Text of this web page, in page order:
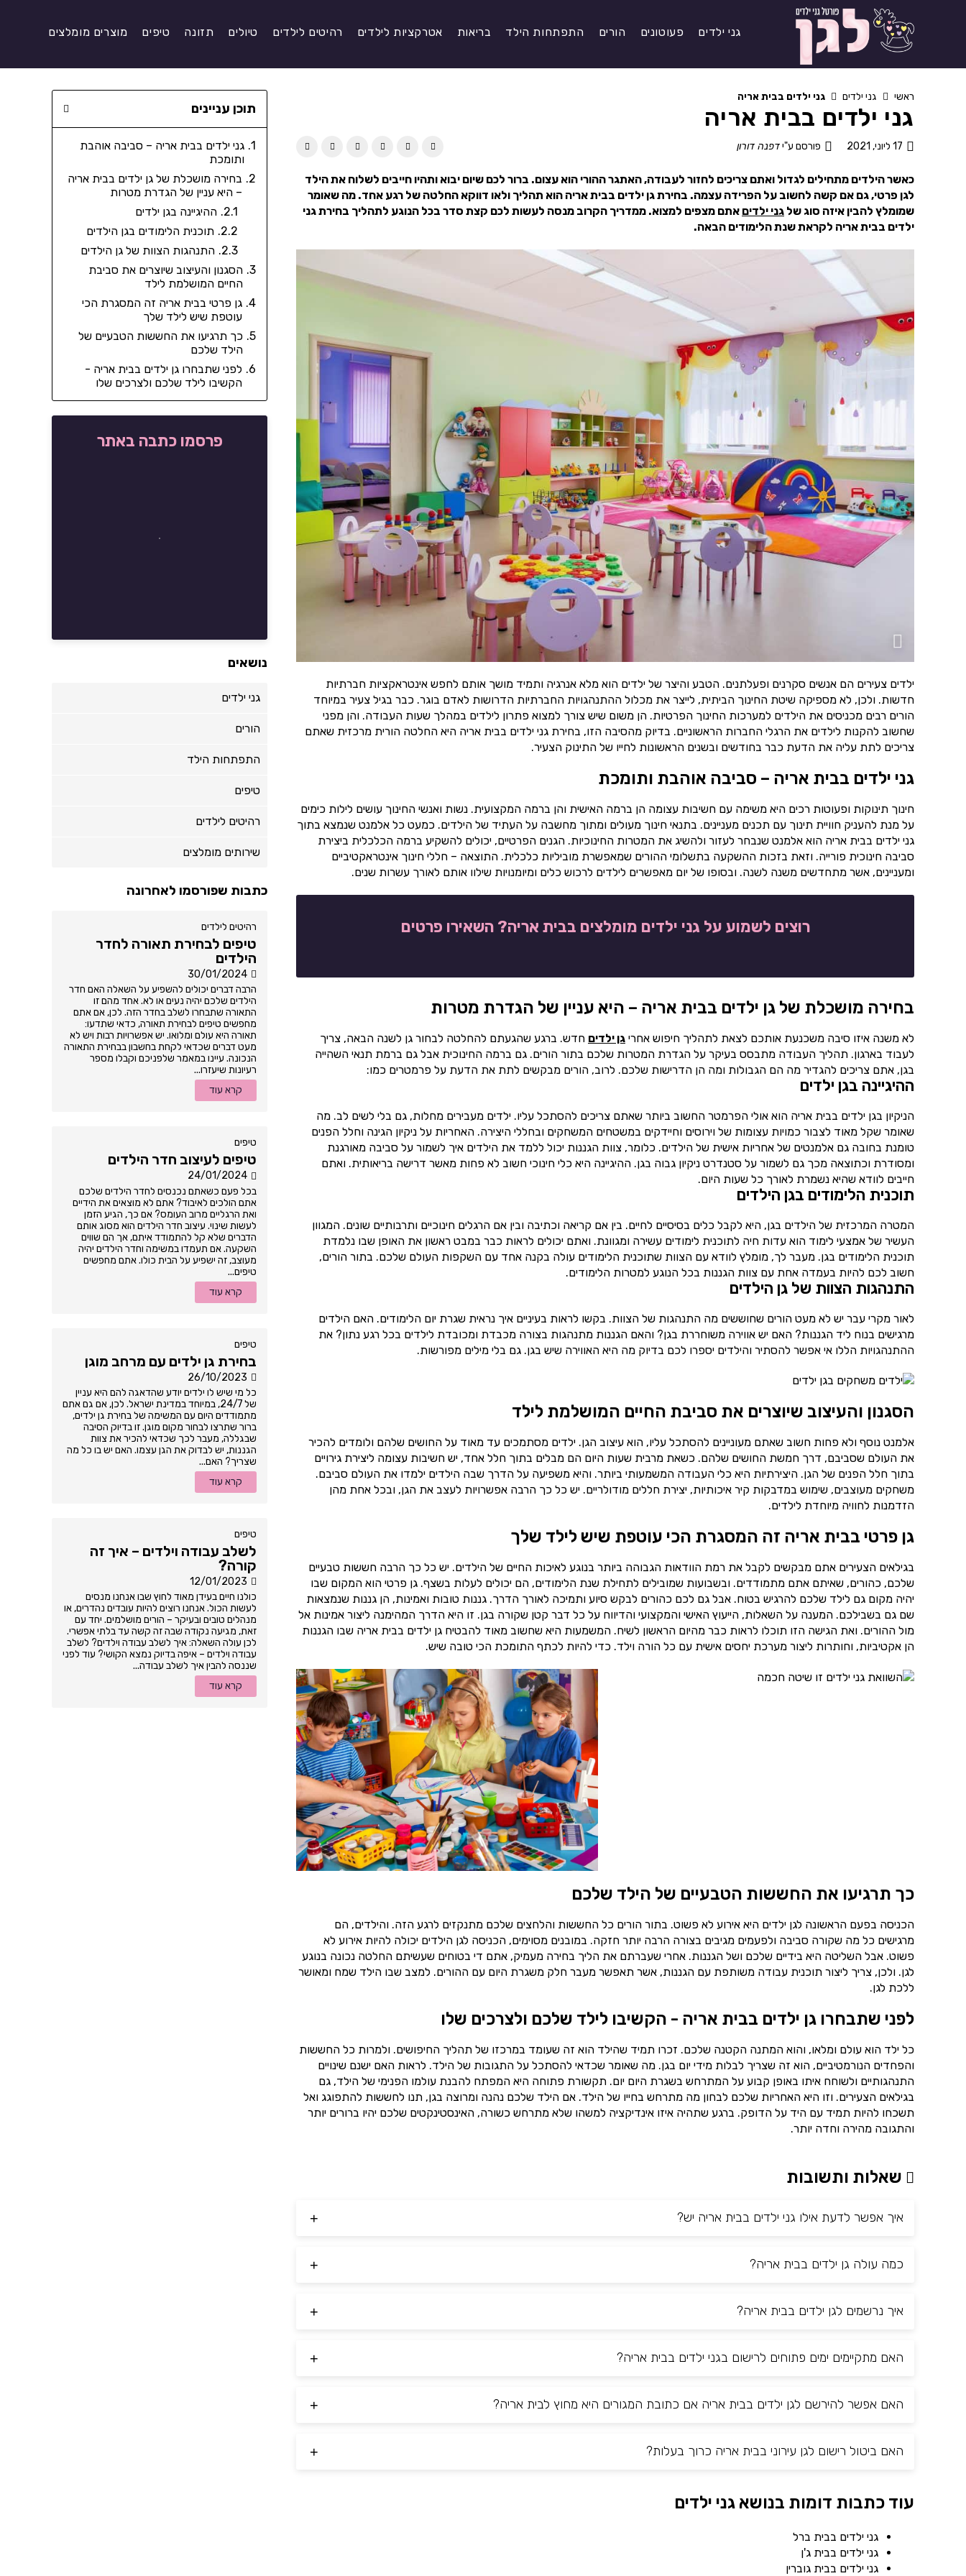
גני ילדים פעוטונים הורים התפתחות הילד בריאות אטרקציות לילדים רהיטים לילדים טיולים תזונה טיפים מוצרים מומלצים
ראשי גני ילדים גני ילדים בבית אריה
גני ילדים בבית אריה
17 ליוני, 2021 פורסם ע"ידפנה דורון
כאשר הילדים מתחילים לגדול ואתם צריכים לחזור לעבודה, האתגר ההורי הוא עצום. ברור לכם שיום יבוא ותהיו חייבים לשלוח את הילד
לגן פרטי, גם אם קשה לחשוב על הפרידה עצמה. בחירת גן ילדים בבית אריה הוא תהליך ולאו דווקא החלטה של רגע אחד. מה שאומר
שמומלץ להבין איזה סוג של גני ילדים אתם מצפים למצוא. ממדריך הקרוב מנסה לעשות לכם קצת סדר בכל הנוגע לתהליך בחירת גני
ילדים בבית אריה לקראת שנת הלימודים הבאה.
ילדים צעירים הם אנשים סקרנים ופעלתנים. הטבע והיצר של ילדים הוא מלא אנרגיה ותמיד מושך אותם לחפש אינטראקציות חברתיות
חדשות. ולכן, לא מספיקה שיטת החינוך הביתית, לייצר את מכלול ההתנהגויות החברתיות הדרושות לאדם בוגר. כבר בגיל צעיר במיוחד
הורים רבים מכניסים את הילדים למערכות החינוך הפרטיות. הן משום שיש צורך למצוא פתרון לילדים במהלך שעות העבודה. והן מפני
שחשוב להקנות לילדים את הרגלי החברות הראשוניים. בדיוק מהסיבה הזו, בחירת גני ילדים בבית אריה היא החלטה הורית מרכזית שאתם
צריכים לתת עליה את הדעת כבר בחודשים ובשנים הראשונות לחייו של התינוק הצעיר.
גני ילדים בבית אריה – סביבה אוהבת ותומכת
חינוך תינוקות ופעוטות רכים היא משימה עם חשיבות עצומה הן ברמה האישית והן ברמה המקצועית. נשות ואנשי החינוך עושים לילות כימים
על מנת להעניק חוויית תינוך עם תכנים מעניינים. בתנאי חינוך מעולים ומתוך מחשבה על העתיד של הילדים. כמעט כל אלמנט שנמצא בתוך
גני ילדים בבית אריה הוא אלמנט שנבחר לעזור ולהשיג את המטרות החינוכיות. הגנים הפרטיים, יכולים להשקיע ברמה הכלכלית ביצירת
סביבה חינוכית פורייה. וזאת בזכות ההשקעה בתשלומי ההורים שמאפשרת מוביליות כלכלית. התוצאה – חללי חינוך אינטראקטיביים
ומעניינים, אשר מתחדשים משנה לשנה. ובסופו של יום מאפשרים לילדים לרכוש כלים ומיומנויות שילוו אותם לאורך עשרות שנים.
רוצים לשמוע על גני ילדים מומלצים בבית אריה? השאירו פרטים
בחירה מושכלת של גן ילדים בבית אריה – היא עניין של הגדרת מטרות
לא משנה איזו סיבה משכנעת אותכם לצאת לתהליך חיפוש אחרי גן ילדים חדש. ברגע שהגעתם להחלטה לבחור גן לשנה הבאה, צריך
לעבוד בארגון. תהליך העבודה מתבסס בעיקר על הגדרת המטרות שלכם בתור הורים. גם ברמה החינוכית אבל גם ברמת תנאי השהייה
בגן, אתם צריכים להגדיר מה הם הגבולות ומה הן הדרישות שלכם. לרוב, הורים מבקשים לתת את הדעת על פרמטרים כמו:
ההיגיינה בגן ילדים
הניקיון בגן ילדים בבית אריה הוא אולי הפרמטר החשוב ביותר שאתם צריכים להסתכל עליו. ילדים מעבירים מחלות, גם בלי לשים לב. מה
שאומר שקל מאוד לצבור כמויות עצומות של וירוסים וחיידקים במשטחים המשחקים ובחללי היצירה. האחריות על ניקיון הגינה וחלל הפנים
טומנת בחובה גם אלמנטים של אחריות אישית של הילדים. כלומר, צוות הגננות יכול ללמד את הילדים איך לשמור על סביבה מאורגנת
ומסודרת וכתוצאה מכך גם לשמור על סטנדרט ניקיון גבוה בגן. ההיגיינה היא כלי חינוכי חשוב לא פחות מאשר דרישה בריאותית. ואתם
חייבים לוודא שהיא נשמרת לאורך כל שעות היום.
תוכנית הלימודים בגן הילדים
המטרה המרכזית של הילדים בגן, היא לקבל כלים בסיסיים לחיים. בין אם קריאה וכתיבה ובין אם הרגלים חינוכיים ותרבותיים שונים. המגוון
העשיר של אמצעי לימוד הוא עדות חיה לתוכנית לימודים עשירה ומגוונת. ואתם יכולים לראות כבר במבט ראשון את האופן שבו נלמדת
תוכנית הלימודים בגן. מעבר לך, מומלץ לוודא עם הצוות שתוכנית הלימודים עולה בקנה אחד עם השקפות העולם שלכם. בתור הורים,
חשוב לכם להיות בעמדה אחת עם צוות הגננות בכל הנוגע למטרות הלימודים.
התנהגות הצוות של גן הילדים
לאור מקרי עבר יש לא מעט הורים שחוששים מה התנהגות של הצוות. בקשו לראות בעיניים איך נראית שגרת יום הלימודים. האם הילדים
מרגישים בנוח ליד הגננות? האם יש אווירה משוחררת בגן? והאם הגננות מתנהגות בצורה מכבדת ומכובדת לילדים בכל רגע נתון? את
ההתנהגויות הללו אי אפשר להסתיר והילדים יספרו לכם בדיוק מה היא האווירה שיש בגן. גם בלי מילים מפורשות.
הסגנון והעיצוב שיוצרים את סביבת החיים המושלמת לילד
אלמנט נוסף ולא פחות חשוב שאתם מעוניינים להסתכל עליו, הוא עיצוב הגן. ילדים מסתמכים עד מאוד על החושים שלהם ולומדים להכיר
את העולם שסביבם, דרך חמשת החושים שלהם. כשאת מרבית שעות היום הם מבלים בתוך חלל אחד, יש חשיבות עצומה ליצירת גירויים
בתוך חלל הפנים של הגן. היצירתיות היא כלי העבודה המשמעותי ביותר. והיא משפיעה על הדרך שבה הילדים ילמדו את העולם סביבם.
משחקים מעוצבים, שימוש במדבקות קיר איכותיות, יצירת חללים מודולריים. יש כל כך הרבה אפשרויות לעצב את הגן, ובכל אחת מהן
הזדמנות לחוויה מיוחדת לילדים.
גן פרטי בבית אריה זה המסגרת הכי עוטפת שיש לילד שלך
בגילאים הצעירים אתם מבקשים לקבל את רמת הוודאות הגבוהה ביותר בנוגע לאיכות החיים של הילדים. יש כל כך הרבה חששות טבעיים
שלכם, כהורים, שאיתם אתם מתמודדים. ובשבועות שמובילים לתחילת שנת הלימודים, הם יכולים לעלות בשצף. גן פרטי הוא המקום שבו
יהיה מקום גם לילד שלכם להרגיש בטוח. אבל גם לכם כהורים לבקש סיוע ותמיכה לאורך הדרך. גננות טובות ואמינות, הן גננות שנמצאות
שם גם בשבילכם. המענה על השאלות, הייעוץ האישי והמקצועי והדיווח על כל דבר קטן שקורה בגן. זו היא הדרך המהימנה ליצור אמינות אל
מול ההורים. ואת הגישה הזו תוכלו לראות כבר מהיום הראשון לשיח. המשמעות היא שחשוב מאוד להבטיח גן ילדים בבית אריה שבו הגננות
הן אקטיביות, וחותרות ליצור מערכת יחסים אישית עם כל הורה וילד. כדי להיות לכתף התומכת הכי טובה שיש.
כך תרגיעו את החששות הטבעיים של הילד שלכם
הכניסה בפעם הראשונה לגן ילדים היא אירוע לא פשוט. בתור הורים כל החששות והלחצים שלכם מתנקזים לרגע הזה. והילדים, הם
מרגישים כל מה שקורה סביבה ולפעמים מגיבים בצורה הרבה יותר חזקה. במובנים מסוימים, הכניסה לגן הילדים יכולה להיות אירוע לא
פשוט. אבל השליטה היא בידיים שלכם ושל הגננות. אחרי שעברתם את הליך בחירה מעמיק, אתם די בטוחים שעשיתם החלטה נכונה בנוגע
לגן. ולכן, צריך ליצור תוכנית עבודה משותפת עם הגננות, אשר תאפשר מעבר חלק משגרת היום עם ההורים. למצב שבו הילד שמח ומאושר
ללכת לגן.
לפני שתבחרו גן ילדים בבית אריה - הקשיבו לילד שלכם ולצרכים שלו
כל ילד הוא עולם ומלאו, והוא המתנה הקטנה שלכם. זכרו תמיד שהילד הוא זה שעומד במרכזו של תהליך החיפושים. ולמרות כל החששות
והפחדים הנורמטיביים, הוא זה שצריך לבלות מידי יום בגן. מה שאומר שכדאי להסתכל על התגובות של הילד. לראות האם ישנם שינויים
התנהגותיים ולשוחח איתו באופן קבוע על המתרחש בשגרת היום יום. תקשורת פתוחה היא המפתח להבנת עולמו הפנימי של הילד, גם
בגילאים הצעירים. וזו היא האחריות שלכם לבחון מה מתרחש בחייו של הילד. אם הילד שלכם נהנה ומרוצה בגן, תנו לחששות להתפוגג ואל
תשכחו להיות תמיד עם היד על הדופק. ברגע שתהיה איזו אינדיקציה למשהו שלא מתרחש כשורה, האינסטינקטים שלכם יהיו ברורים יותר
והתגובה מהירה וחדה יותר.
שאלות ותשובות
איך אפשר לדעת אילו גני ילדים בבית אריה יש?
כמה עולה גן ילדים בבית אריה?
איך נרשמים לגן ילדים בבית אריה?
האם מתקיימים ימים פתוחים לרישום בגני ילדים בבית אריה?
האם אפשר להירשם לגן ילדים בבית אריה אם כתובת המגורים היא מחוץ לבית אריה?
האם ביטול רישום לגן עירוני בבית אריה כרוך בעלות?
עוד כתבות דומות בנושא גני ילדים
גני ילדים בבית ברל
גני ילדים בבית ג'ן
גני ילדים בבית גוברין
תוכן עניינים
גני ילדים בבית אריה – סביבה אוהבת
ותומכת
בחירה מושכלת של גן ילדים בבית אריה
– היא עניין של הגדרת מטרות
ההיגיינה בגן ילדים
תוכנית הלימודים בגן הילדים
התנהגות הצוות של גן הילדים
הסגנון והעיצוב שיוצרים את סביבת
החיים המושלמת לילד
גן פרטי בבית אריה זה המסגרת הכי
עוטפת שיש לילד שלך
כך תרגיעו את החששות הטבעיים של
הילד שלכם
לפני שתבחרו גן ילדים בבית אריה -
הקשיבו לילד שלכם ולצרכים שלו
פרסמו כתבה באתר
נושאים
גני ילדים
הורים
התפתחות הילד
טיפים
רהיטים לילדים
שירותים מומלצים
כתבות שפורסמו לאחרונה
רהיטים לילדים
טיפים לבחירת תאורה לחדר
הילדים
30/01/2024
הרבה דברים יכולים להשפיע על השאלה האם חדר
הילדים שלכם יהיה נעים או לא. אחד מהם זו
התאורה שתבחרו לשלב בחדר הזה. לכן, אם אתם
מחפשים טיפים לבחירת תאורה, כדאי שתדעו:
תאורה היא עולם ומלואו. יש אפשרויות רבות ויש לא
מעט דברים שכדאי לקחת בחשבון בבחירת התאורה
הנכונה. עיינו במאמר שלפניכם וקבלו מספר
רעיונות שיעזרו...
קרא עוד
טיפים
טיפים לעיצוב חדר הילדים
24/01/2024
בכל פעם כשאתם נכנסים לחדר הילדים שלכם
אתם הולכים לאיבוד? אתם לא מוצאים את הידיים
ואת הרגליים מרוב העומס? אם כך, הגיע הזמן
לעשות שינוי. עיצוב חדר הילדים הוא מסוג אותם
הדברים שלא קל להתמודד איתם, אך הם שווים
השקעה. אם תעמדו במשימה וחדר הילדים יהיה
מעוצב, זה ישפיע על הבית כולו. אתם מחפשים
טיפים...
קרא עוד
טיפים
בחירת גן ילדים עם מרחב מוגן
26/10/2023
כל מי שיש לו ילדים יודע שהדאגה להם היא עניין
של 24/7, במיוחד במדינת ישראל. לכן, אם גם אתם
מתמודדים היום עם המשימה של בחירת גן ילדים,
ברור שתרצו לבחור מקום מוגן. זו בדיוק הסיבה
שבגללה, מעבר לכך שכדאי להכיר את צוות
הגננות, יש לבדוק את הגן עצמו. האם יש בו כל מה
שצריך? האם...
קרא עוד
טיפים
לשלב עבודה וילדים – איך זה
קורה?
12/01/2023
כולנו חיים בעידן מאוד לחוץ שבו אנחנו מנסים
לעשות הכול. אנחנו רוצים להיות עובדים נהדרים, או
מנהלים טובים ובעיקר – הורים מושלמים. יחד עם
זאת, מגיעה נקודה שבה זה קשה עד בלתי אפשרי.
לכן עולה השאלה: איך לשלב עבודה וילדים? לשלב
עבודה וילדים – איפה בדיוק נמצא הקושי? עוד לפני
שננסה להבין איך לשלב עבודה...
קרא עוד